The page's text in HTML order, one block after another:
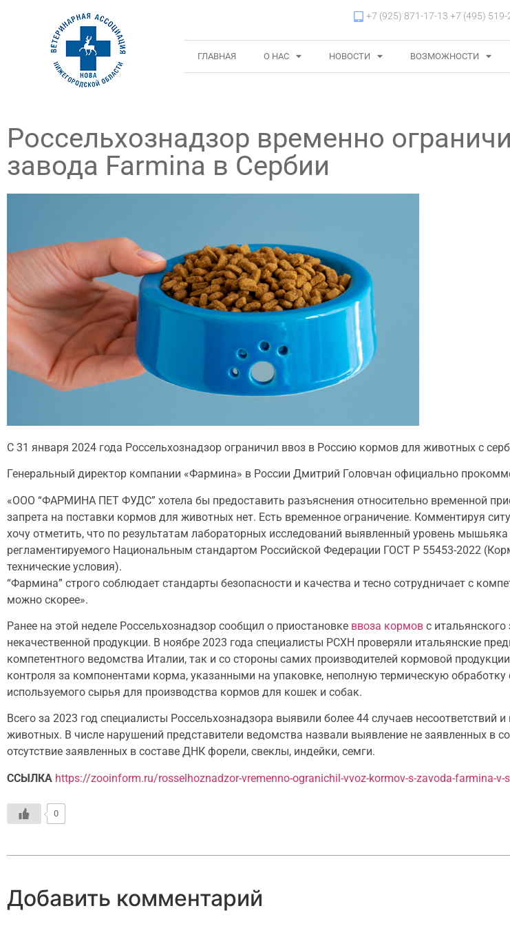
+7 (925) 871-17-13 +7 (495) 519-
ГЛАВНАЯ О НАС НОВОСТИ ВОЗМОЖНОСТИ
Россельхознадзор временно
завода Farmina в Сербии
С 31 января 2024 года Россельхознадзор ограничил ввоз в Россию кормов для животных с
Генеральный директор компании «Фармина» в России Дмитрий Головчан официально
«ООО “ФАРМИНА ПЕТ ФУДС” хотела бы предоставить разъяснения относительно временной
запрета на поставки кормов для животных нет. Есть временное ограничение. Комментируя
хочу отметить, что по результатам лабораторных исследований выявленный уровень
регламентируемого Национальным стандартом Российской Федерации ГОСТ Р 55453-2022
технические условия).
“Фармина” строго соблюдает стандарты безопасности и качества и тесно сотрудничает с
можно скорее».
Ранее на этой неделе Россельхознадзор сообщил о приостановке ввоза кормов с итальянского
некачественной продукции. В ноябре 2023 года специалисты РСХН проверяли итальянские
компетентного ведомства Италии, так и со стороны самих производителей кормовой
контроля за компонентами корма, указанными на упаковке, неполную термическую
используемого сырья для производства кормов для кошек и собак.
Всего за 2023 год специалисты Россельхознадзора выявили более 44 случаев
животных. В числе нарушений представители ведомства назвали выявление не заявленных в
отсутствие заявленных в составе ДНК форели, свеклы, индейки, семги.
ССЫЛКА https://zooinform.ru/rosselhoznadzor-vremenno-ogranichil-vvoz-kormov-s-zavoda-farmina-v-
0
Добавить комментарий